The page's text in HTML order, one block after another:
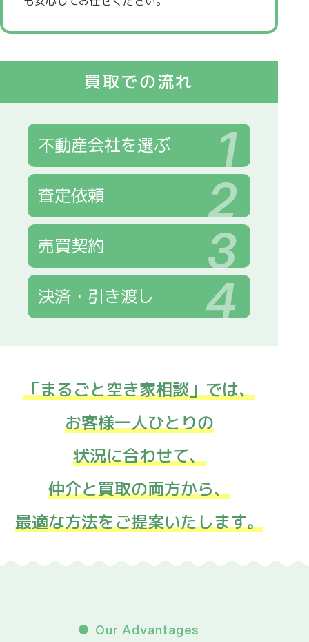
買取での流れ
1
不動産会社を選ぶ
2
査定依頼
3
売買契約
4
決済・引き渡し
「まるごと空き家相談」では、
お客様一人ひとりの
状況に合わせて、
仲介と買取の両方から、
最適な方法をご提案いたします。
Our Advantages